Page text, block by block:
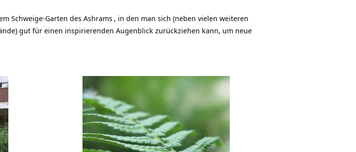
Schweige-Garten des Ashrams , in den man sich (neben vielen weiteren
gut für einen inspirierenden Augenblick zurückziehen kann, um neue